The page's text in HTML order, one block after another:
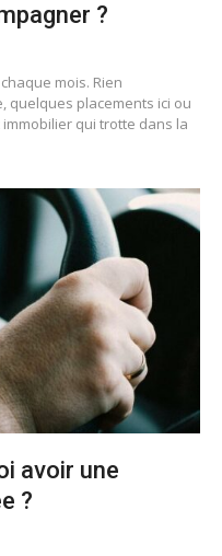
?
mois. Rien
quelques placements ici ou
qui trotte dans la
avoir une
?